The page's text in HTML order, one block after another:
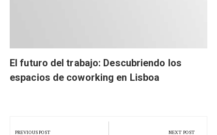
El futuro del trabajo: Descubriendo los
espacios de coworking en Lisboa
PREVIOUS POST NEXT POST